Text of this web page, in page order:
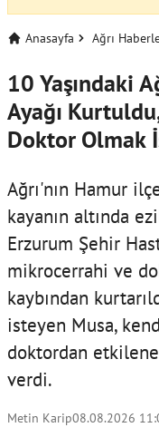
Anasayfa Ağrı
10 Yaşındaki
Ayağı
Doktor Olmak
Ağrı'nın Hamur
kayanın altında
Erzurum Şehir
mikrocerrahi ve
kaybından
isteyen Musa,
doktordan
verdi.
Metin Karip08.08.2026